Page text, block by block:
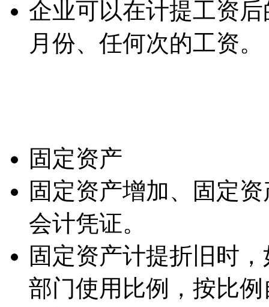
企业可以在计提工资
月份、任何次的工资。
固定资产
固定资产增加、固定
会计凭证。
固定资产计提折旧时
部门使用比例，按比